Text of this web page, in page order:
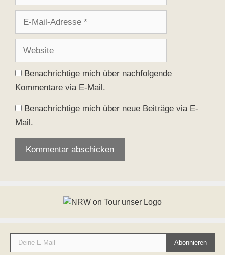
Adresse
Benachrichtige mich über nachfolgende
Kommentare via E-Mail.
Benachrichtige mich über neue Beiträge via E-
Mail.
Deine E-Mail
Abonnieren